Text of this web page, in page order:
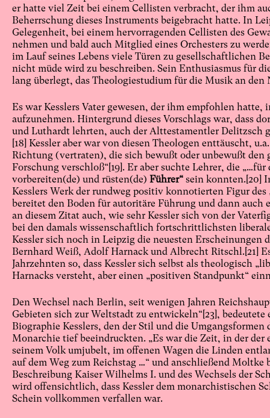
er hatte viel Zeit bei einem Cellisten verbracht, der ihm
Beherrschung dieses Instruments beigebracht hatte. In
Gelegenheit, bei einem hervorragenden Cellisten des
nehmen und bald auch Mitglied eines Orchesters zu
im Lauf seines Lebens viele Türen zu gesellschaftlichen
nicht müde wird zu beschreiben. Sein Enthusiasmus für
lang überlegt, das Theologiestudium für die Musik an den
Es war Kesslers Vater gewesen, der ihm empfohlen
aufzunehmen. Hintergrund dieses Vorschlags war, dass
und Luthardt lehrten, auch der Alttestamentler Delitzsch
[18] Kessler aber war von diesen Theologen enttäuscht,
Richtung (vertraten), die sich bewußt oder unbewußt den
Forschung verschloß“[19]. Er aber suchte Lehrer, die
vorbereiten(de) und rüsten(de) Führer“ sein konnten.[20]
Kesslers Werk der rundweg positiv konnotierten Figur des
bereitet den Boden für autoritäre Führung und dann
an diesem Zitat auch, wie sehr Kessler sich von der
bei den damals wissenschaftlich fortschrittlichsten
Kessler sich noch in Leipzig die neuesten Erscheinungen
Bernhard Weiß, Adolf Harnack und Albrecht Ritschl.[21]
Jahrzehnten so, dass Kessler sich selbst als theologisch
Harnacks versteht, aber einen „positiven Standpunkt“
Den Wechsel nach Berlin, seit wenigen Jahren
Gebieten sich zur Weltstadt zu entwickeln“[23], bedeutete
Biographie Kesslers, den der Stil und die Umgangsformen
Monarchie tief beeindruckten. „Es war die Zeit, in der
seinem Volk umjubelt, im offenen Wagen die Linden
auf dem Weg zum Reichstag …“ und anschließend Moltke
Beschreibung Kaiser Wilhelms I. und des Wechsels der
wird offensichtlich, dass Kessler dem monarchistischen
Schein vollkommen verfallen war.